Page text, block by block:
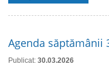
Agenda săptămânii
Publicat: 30.03.2026